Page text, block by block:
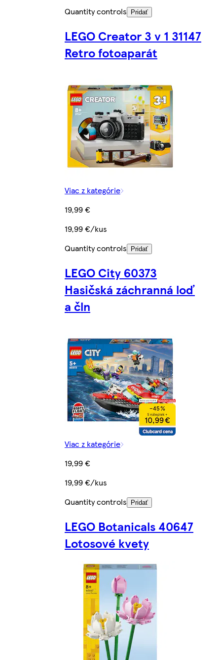
Quantity controls
Pridať
LEGO Creator 3 v 1 31147
Retro fotoaparát
Viac z kategórie
19,99 €
19,99 €/kus
Quantity controls
Pridať
LEGO City 60373
Hasičská záchranná loď
a čln
Viac z kategórie
19,99 €
19,99 €/kus
Quantity controls
Pridať
LEGO Botanicals 40647
Lotosové kvety